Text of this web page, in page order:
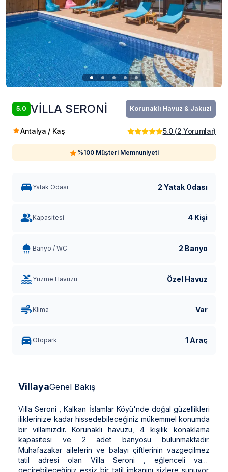
5.0 VİLLA SERONİ Korunaklı Havuz & Jakuzi
Antalya / Kaş 5.0(2 Yorumlar)
%100 Müşteri Memnuniyeti
Yatak Odası 2 Yatak Odası
Kapasitesi 4 Kişi
Banyo / WC 2 Banyo
Yüzme Havuzu Özel Havuz
Klima Var
Otopark 1 Araç
VillayaGenel Bakış
Villa Seroni , Kalkan İslamlar Köyü'nde doğal güzellikleri
iliklerinize kadar hissedebileceğiniz mükemmel konumda
bir villamızdır. Korunaklı havuzu, 4 kişilik konaklama
kapasitesi ve 2 adet banyosu bulunmaktadır.
Muhafazakar ailelerin ve balayı çiftlerinin vazgeçilmez
tatil adresi olan Villa Seroni , eğlenceli vakit
geçirebileceğiniz eşsiz bir tatil imkanını sizlere sunuyor.